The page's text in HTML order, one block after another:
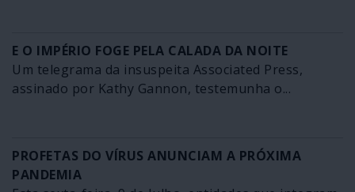
E O IMPÉRIO FOGE PELA CALADA DA NOITE
Um telegrama da insuspeita Associated Press,
assinado por Kathy Gannon, testemunha o...
PROFETAS DO VÍRUS ANUNCIAM A PRÓXIMA
PANDEMIA